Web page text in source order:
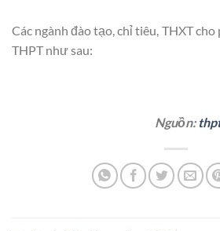
Các ngành đào tạo, chỉ tiêu, THXT
THPT như sau:
Nguồn: